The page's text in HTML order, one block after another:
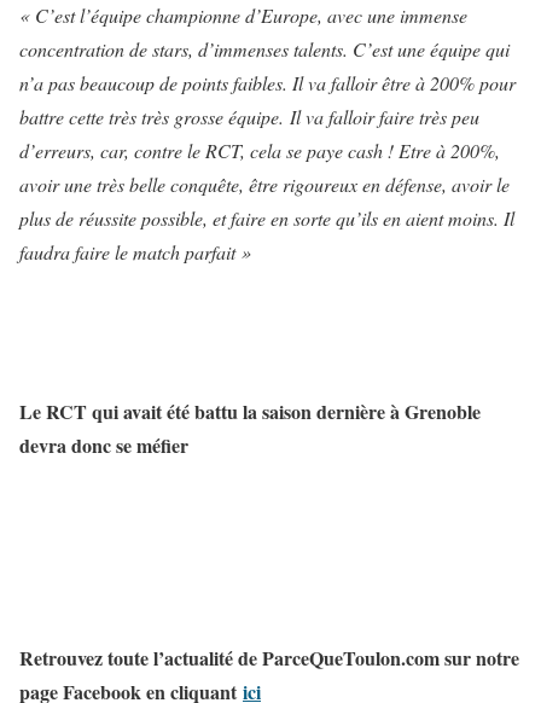
« C’est l’équipe championne d’Europe, avec une immense
concentration de stars, d’immenses talents. C’est une équipe qui
n’a pas beaucoup de points faibles. Il va falloir être à 200% pour
battre cette très très grosse équipe. Il va falloir faire très peu
d’erreurs, car, contre le RCT, cela se paye cash ! Etre à 200%,
avoir une très belle conquête, être rigoureux en défense, avoir le
plus de réussite possible, et faire en sorte qu’ils en aient moins. Il
faudra faire le match parfait »
Le RCT qui avait été battu la saison dernière à Grenoble
devra donc se méfier
Retrouvez toute l’actualité de ParceQueToulon.com sur notre
page Facebook en cliquant ici